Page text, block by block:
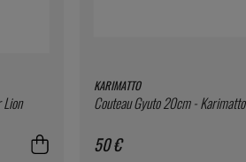
KARIMATTO
Couteau Gyuto 20cm - Karimatto
50 €